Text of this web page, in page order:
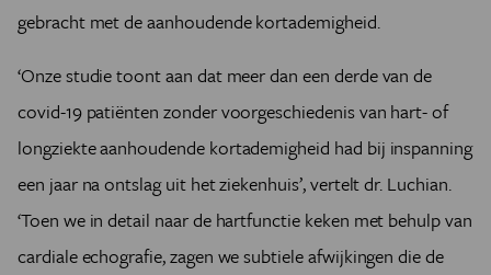
gebracht met de aanhoudende kortademigheid.
‘Onze studie toont aan dat meer dan een derde van de
covid-19 patiënten zonder voorgeschiedenis van hart- of
longziekte aanhoudende kortademigheid had bij inspanning
een jaar na ontslag uit het ziekenhuis’, vertelt dr. Luchian.
‘Toen we in detail naar de hartfunctie keken met behulp van
cardiale echografie, zagen we subtiele afwijkingen die de